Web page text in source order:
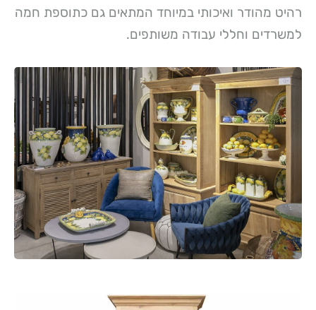
רהיט מהודר ואיכותי במיוחד המתאים גם כתוספת חמה
למשרדים וחללי עבודה משותפים.